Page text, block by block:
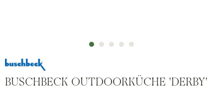
BUSCHBECK OUTDOORKÜCHE 'DERBY'